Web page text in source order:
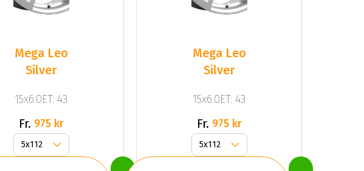
Mega Leo
Silver
15x6.0ET: 43
Fr. 975 kr
Mega Leo
Silver
15x6.0ET: 43
Fr. 975 kr